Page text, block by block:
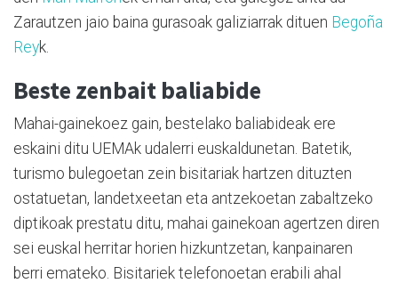
Zarautzen jaio baina gurasoak galiziarrak dituen Begoña
Reyk.
Beste zenbait baliabide
Mahai-gainekoez gain, bestelako baliabideak ere
eskaini ditu UEMAk udalerri euskaldunetan. Batetik,
turismo bulegoetan zein bisitariak hartzen dituzten
ostatuetan, landetxeetan eta antzekoetan zabaltzeko
diptikoak prestatu ditu, mahai gainekoan agertzen diren
sei euskal herritar horien hizkuntzetan, kanpainaren
berri emateko. Bisitariek telefonoetan erabili ahal